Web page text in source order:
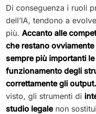
Di conseguenza i ruoli
dell’IA, tendono a
più. Accanto alle
che restano
sempre più importanti
funzionamento degli
correttamente gli output.
visto, gli strumenti di
studio legalenon